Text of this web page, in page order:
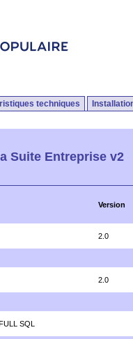
techniques
Suite Entreprise v2
Version
2.0
2.0
SQL